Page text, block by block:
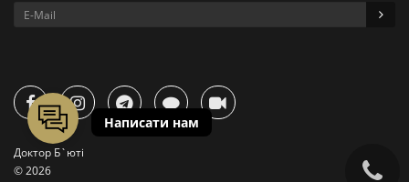
Доктор Б`юті
© 2026